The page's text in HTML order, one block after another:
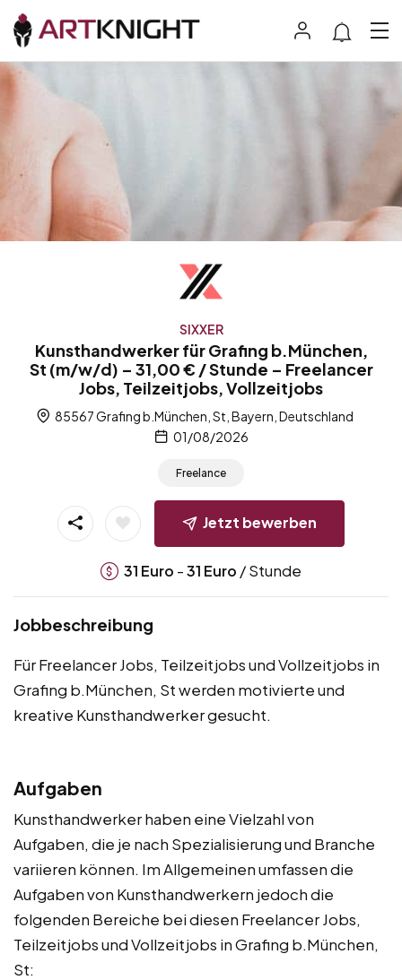
SIXXER
Kunsthandwerker für Grafing b.München,
St (m/w/d) – 31,00 € / Stunde – Freelancer
Jobs, Teilzeitjobs, Vollzeitjobs
85567 Grafing b.München, St, Bayern, Deutschland
01/08/2026
Freelance
Jetzt bewerben
31 Euro -31 Euro / Stunde
Jobbeschreibung
Für Freelancer Jobs, Teilzeitjobs und Vollzeitjobs in
Grafing b.München, St werden motivierte und
kreative Kunsthandwerker gesucht.
Aufgaben
Kunsthandwerker haben eine Vielzahl von
Aufgaben, die je nach Spezialisierung und Branche
variieren können. Im Allgemeinen umfassen die
Aufgaben von Kunsthandwerkern jedoch die
folgenden Bereiche bei diesen Freelancer Jobs,
Teilzeitjobs und Vollzeitjobs in Grafing b.München,
St: